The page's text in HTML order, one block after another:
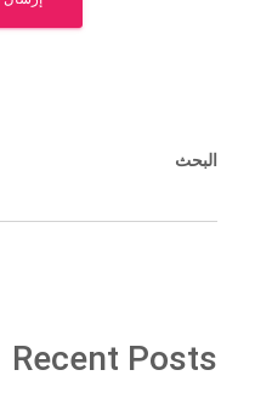
البحث
Recent Posts